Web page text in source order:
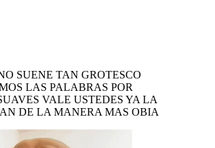
SUENE TAN GROTESCO
LAS PALABRAS POR
VALE USTEDES YA LA
DE LA MANERA MAS OBIA